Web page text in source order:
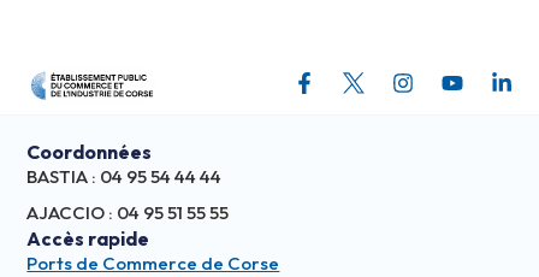
Coordonnées
BASTIA : 04 95 54 44 44
AJACCIO : 04 95 51 55 55
Accès rapide
Ports de Commerce de Corse